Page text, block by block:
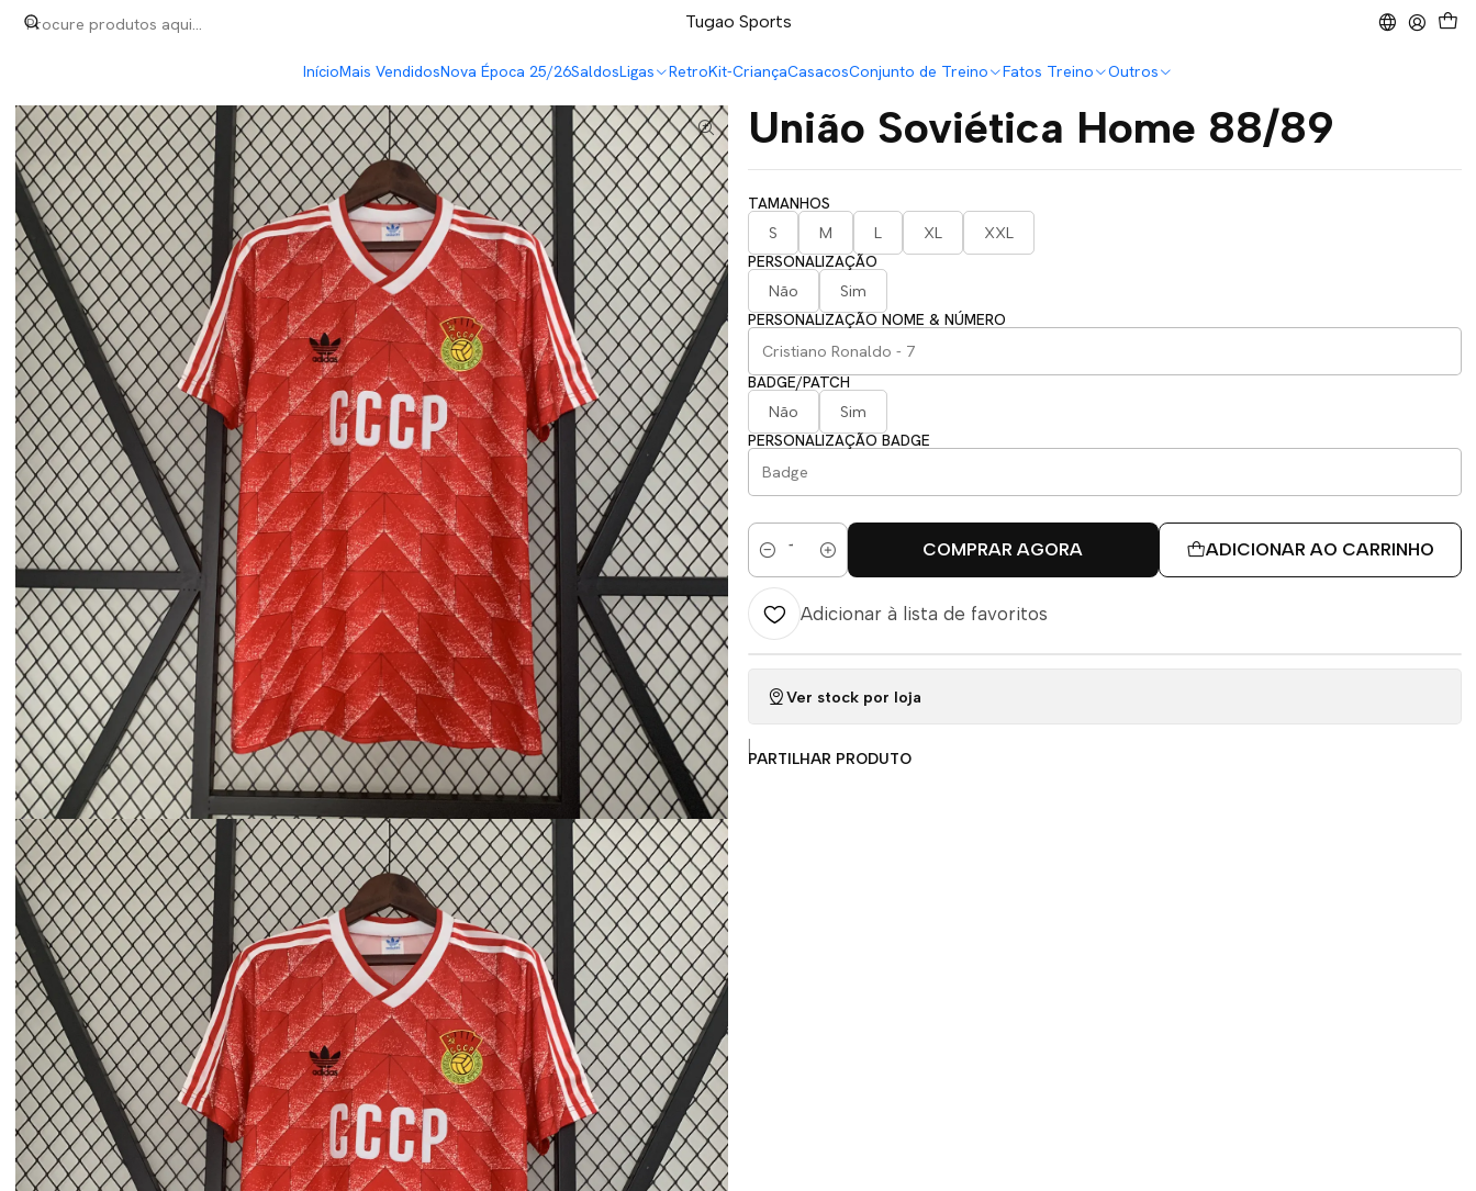
Tugao Sports
InícioMais VendidosNova Época 25/26SaldosLigas RetroKit-CriançaCasacosConjunto de Treino Fatos Treino Outros
LEVA 5 PAGA 4 NA TUGÃO
União Soviética Home 88/89
TAMANHOS
S
M L XL
XXL
PERSONALIZAÇÃO
Não
Sim
PERSONALIZAÇÃO NOME & NÚMERO
BADGE/PATCH
Não
Sim
PERSONALIZAÇÃO BADGE
Quantidade
ADICIONAR AO CARRINHO
COMPRAR AGORA
Adicionar à lista de favoritos
Ver stock por loja
|
PARTILHAR PRODUTO